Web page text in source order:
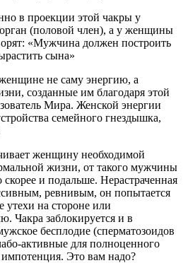
в проекции этой чакры у
(половой член), а у женщины
«Мужчина должен построить
сына»
не саму энергию, а
созданные им благодаря этой
Мира. Женской энергии
семейного гнездышка,
женщину необходимой
жизни, от такого мужчины
и подальше. Нерастраченная
ревнивым, он попытается
утехи на стороне или
Чакра заблокируется и в
бесплодие (сперматозоидов
активные для полноценного
Это вам надо?